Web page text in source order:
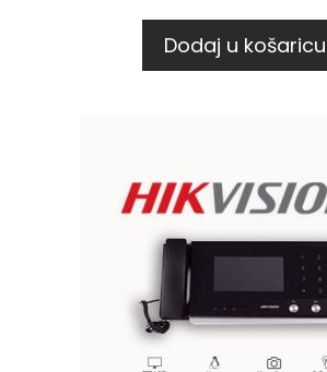
Dodaj u košaricu